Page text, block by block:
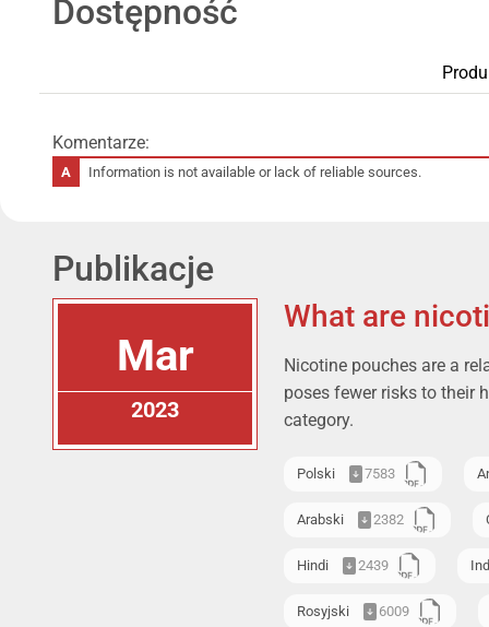
Dostępność
Komentarze:
Information is not available or lack of reliable sources.
Publikacje
Mar
2023
What are
Nicotine pouches are a
poses fewer risks to their
category.
Polski 7583
Arabski 2382
Hindi 2439
Rosyjski 6009